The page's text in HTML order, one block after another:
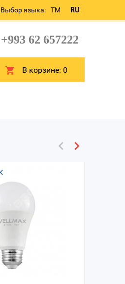
Выбор языка: TM RU
+993 62 657222
В корзине:0